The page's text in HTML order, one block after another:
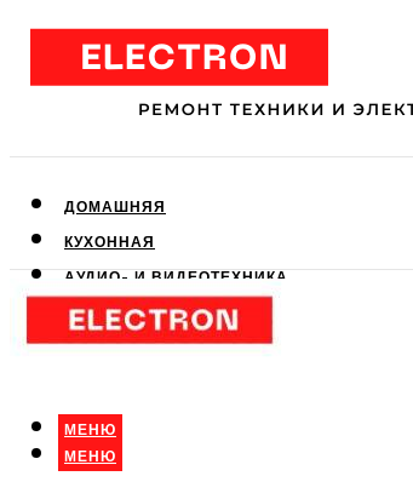
ДОМАШНЯЯ
КУХОННАЯ
АУДИО- И ВИДЕОТЕХНИКА
КЛИМАТИЧЕСКАЯ
ДЛЯ КРАСОТЫ
МЕНЮ
МЕНЮ